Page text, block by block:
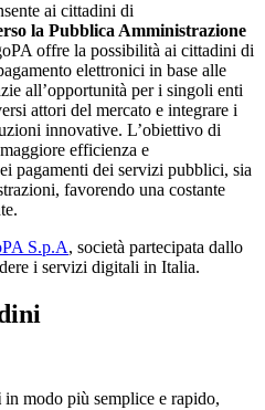
ai cittadini di
la Pubblica Amministrazione
offre la possibilità ai cittadini di
elettronici in base alle
all’opportunità per i singoli enti
attori del mercato e integrare i
innovative. L’obiettivo di
efficienza e
pagamenti dei servizi pubblici, sia
favorendo una costante
S.p.A, società partecipata dallo
i servizi digitali in Italia.
in modo più semplice e rapido,